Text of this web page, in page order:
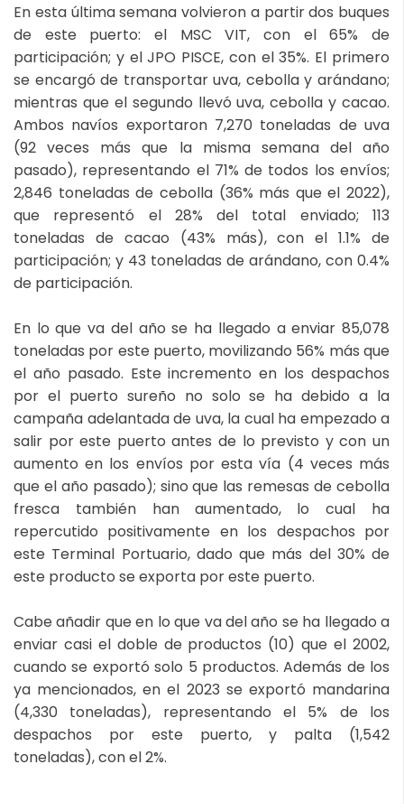
En esta última semana volvieron a partir dos buques
de este puerto: el MSC VIT, con el 65% de
participación; y el JPO PISCE, con el 35%. El primero
se encargó de transportar uva, cebolla y arándano;
mientras que el segundo llevó uva, cebolla y cacao.
Ambos navíos exportaron 7,270 toneladas de uva
(92 veces más que la misma semana del año
pasado), representando el 71% de todos los envíos;
2,846 toneladas de cebolla (36% más que el 2022),
que representó el 28% del total enviado; 113
toneladas de cacao (43% más), con el 1.1% de
participación; y 43 toneladas de arándano, con 0.4%
de participación.
En lo que va del año se ha llegado a enviar 85,078
toneladas por este puerto, movilizando 56% más que
el año pasado. Este incremento en los despachos
por el puerto sureño no solo se ha debido a la
campaña adelantada de uva, la cual ha empezado a
salir por este puerto antes de lo previsto y con un
aumento en los envíos por esta vía (4 veces más
que el año pasado); sino que las remesas de cebolla
fresca también han aumentado, lo cual ha
repercutido positivamente en los despachos por
este Terminal Portuario, dado que más del 30% de
este producto se exporta por este puerto.
Cabe añadir que en lo que va del año se ha llegado a
enviar casi el doble de productos (10) que el 2002,
cuando se exportó solo 5 productos. Además de los
ya mencionados, en el 2023 se exportó mandarina
(4,330 toneladas), representando el 5% de los
despachos por este puerto, y palta (1,542
toneladas), con el 2%.